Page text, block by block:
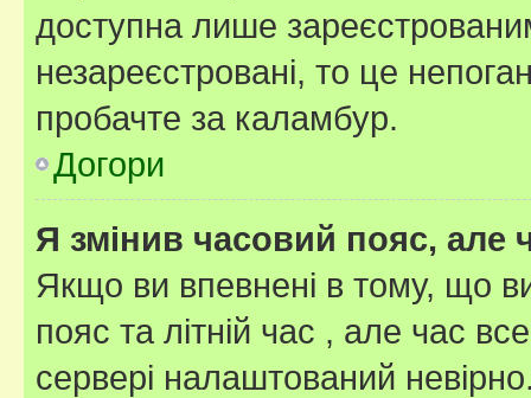
доступна лише
незареєстровані, то це
пробачте за каламбур.
Догори
Я змінив часовий пояс, але
Якщо ви впевнені в тому, що
пояс та літній час , але час
сервері налаштований